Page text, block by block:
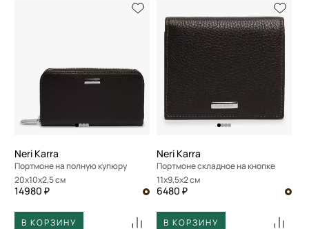
Neri Karra
Портмоне на полную купюру
20x10x2,5 см
14980 ₽
В КОРЗИНУ
Neri Karra
Портмоне складное на кнопке
11x9,5x2 см
6480 ₽
В КОРЗИНУ